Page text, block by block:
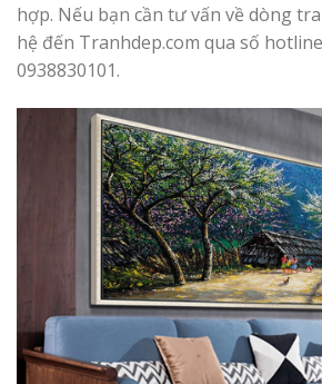
hợp. Nếu bạn cần tư vấn về dòng
hệ đến Tranhdep.com qua số
0938830101.